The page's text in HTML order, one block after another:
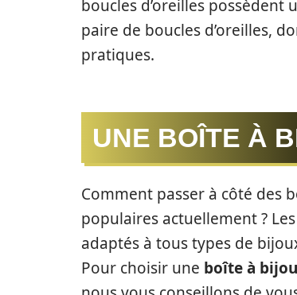
boucles d’oreilles
paire de boucles d’oreilles,
pratiques.
UNE BOÎTE À
Comment passer à côté des
populaires actuellement ?
adaptés à tous types de
Pour choisir une boîte à